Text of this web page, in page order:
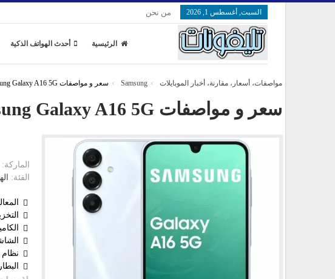
السبت, أغسطس 1, 2026 من نحن
الرئيسية أحدث الهواتف الذكية
مواصفات، أسعار، مقارنة، أخبار الموبايلات Samsung سعر و مواصفات Samsung Galaxy A16 5G
سعر و مواصفات Samsung Galaxy A16 5G
الماركة:
الفئة:
نظام